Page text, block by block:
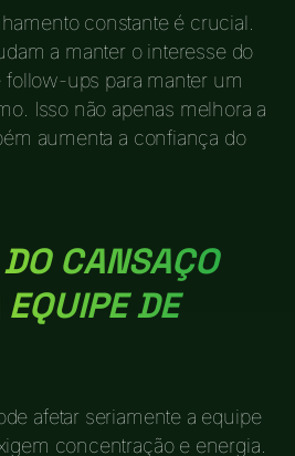
constante é crucial.
a manter o interesse do
follow-ups para manter um
Isso não apenas melhora a
aumenta a confiança do
CANSAÇO
DE
afetar seriamente a equipe
concentração e energia.